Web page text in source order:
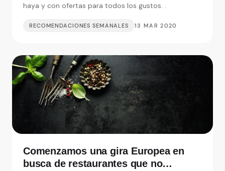
haya y con ofertas para todos los gustos. .
RECOMENDACIONES SEMANALES 13 MAR 2020
Comenzamos una gira Europea en
busca de restaurantes que no